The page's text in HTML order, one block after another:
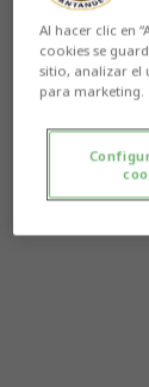
Al hacer clic en
cookies se
sitio, analizar el
para marketing.